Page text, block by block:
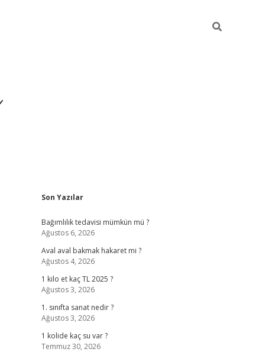
Sidebar
Son Yazılar
Bağımlılık tedavisi mümkün mü ?
Ağustos 6, 2026
Aval aval bakmak hakaret mi ?
Ağustos 4, 2026
1 kilo et kaç TL 2025 ?
Ağustos 3, 2026
1. sınıfta sanat nedir ?
Ağustos 3, 2026
1 kolide kaç su var ?
Temmuz 30, 2026